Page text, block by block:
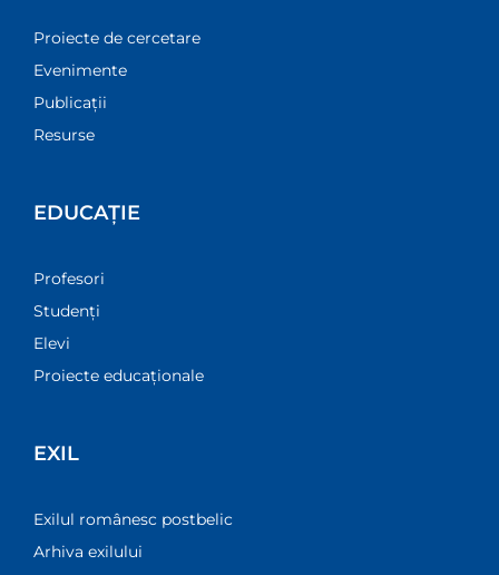
Proiecte de cercetare
Evenimente
Publicații
Resurse
EDUCAȚIE
Profesori
Studenți
Elevi
Proiecte educaționale
EXIL
Exilul românesc postbelic
Arhiva exilului